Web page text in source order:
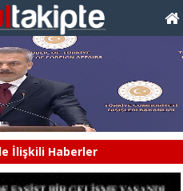
İlişkili Haberler